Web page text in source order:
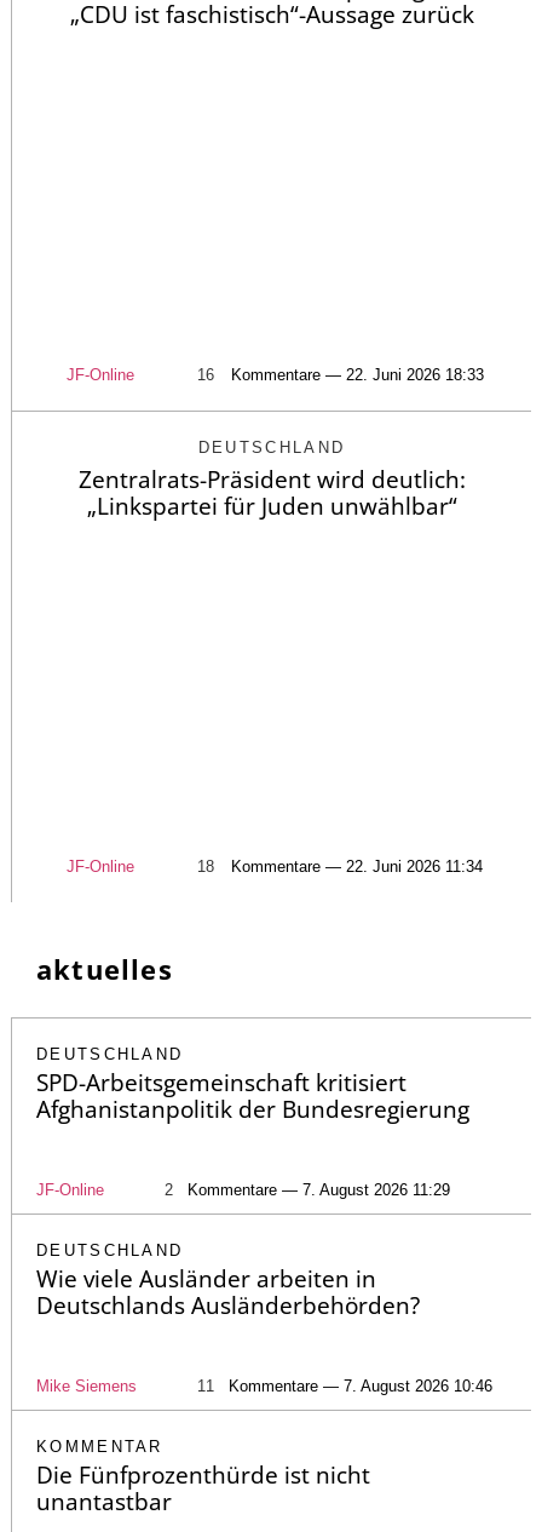
„CDU ist faschistisch“-Aussage zurück
JF-Online 16 Kommentare — 22. Juni 2026 18:33
DEUTSCHLAND
Zentralrats-Präsident wird deutlich:
„Linkspartei für Juden unwählbar“
JF-Online 18 Kommentare — 22. Juni 2026 11:34
aktuelles
DEUTSCHLAND
SPD-Arbeitsgemeinschaft kritisiert
Afghanistanpolitik der Bundesregierung
JF-Online 2 Kommentare — 7. August 2026 11:29
DEUTSCHLAND
Wie viele Ausländer arbeiten in
Deutschlands Ausländerbehörden?
Mike Siemens 11 Kommentare — 7. August 2026 10:46
KOMMENTAR
Die Fünfprozenthürde ist nicht
unantastbar